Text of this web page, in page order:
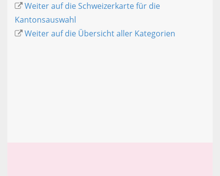
Weiter auf die Schweizerkarte für die
Kantonsauswahl
Weiter auf die Übersicht aller Kategorien